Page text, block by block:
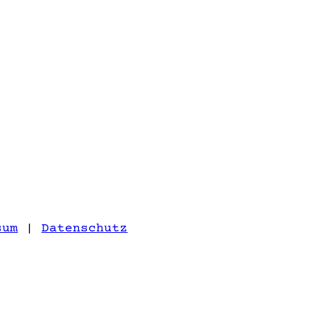
|Datenschutz